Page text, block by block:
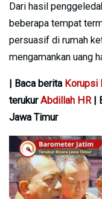
Dari hasil
beberapa tempat
persuasif di rumah
mengamankan uang
| Baca berita Korupsi
terukurAbdillah HR|
Jawa Timur